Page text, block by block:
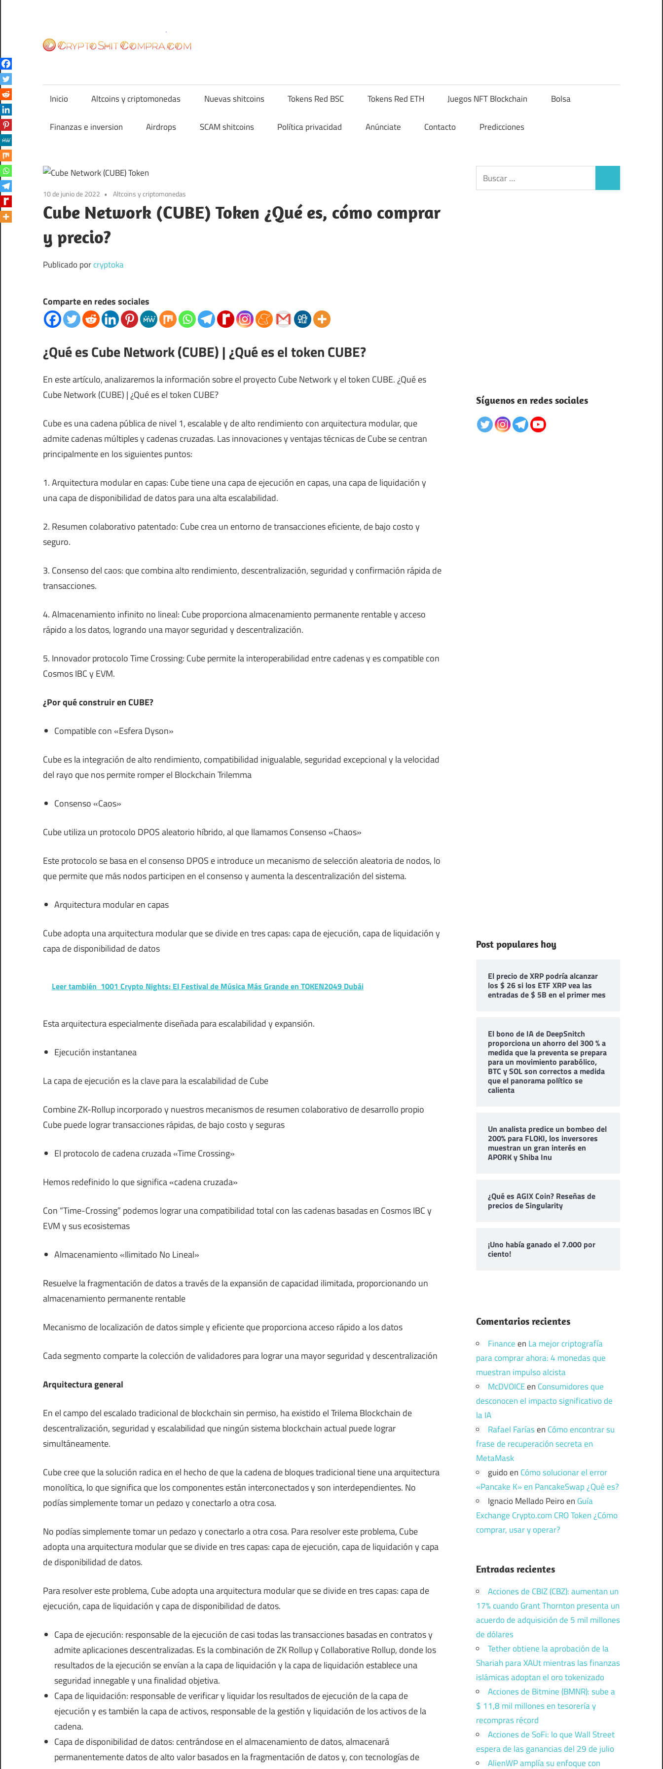
Inicio Altcoins y criptomonedas Nuevas shitcoins Tokens Red BSC Tokens Red ETH Juegos NFT Blockchain Bolsa
Finanzas e inversion Airdrops SCAM shitcoins Política privacidad Anúnciate Contacto Predicciones
10 de junio de 2022 Altcoins y criptomonedas
Cube Network (CUBE) Token ¿Qué es, cómo comprar
y precio?
Publicado porcryptoka
Comparte en redes sociales
¿Qué es Cube Network (CUBE) | ¿Qué es el token CUBE?
En este artículo, analizaremos la información sobre el proyecto Cube Network y el token CUBE. ¿Qué es
Cube Network (CUBE) | ¿Qué es el token CUBE?
Cube es una cadena pública de nivel 1, escalable y de alto rendimiento con arquitectura modular, que
admite cadenas múltiples y cadenas cruzadas. Las innovaciones y ventajas técnicas de Cube se centran
principalmente en los siguientes puntos:
1. Arquitectura modular en capas: Cube tiene una capa de ejecución en capas, una capa de liquidación y
una capa de disponibilidad de datos para una alta escalabilidad.
2. Resumen colaborativo patentado: Cube crea un entorno de transacciones eficiente, de bajo costo y
seguro.
3. Consenso del caos: que combina alto rendimiento, descentralización, seguridad y confirmación rápida de
transacciones.
4. Almacenamiento infinito no lineal: Cube proporciona almacenamiento permanente rentable y acceso
rápido a los datos, logrando una mayor seguridad y descentralización.
5. Innovador protocolo Time Crossing: Cube permite la interoperabilidad entre cadenas y es compatible con
Cosmos IBC y EVM.
¿Por qué construir en CUBE?
Compatible con «Esfera Dyson»
Cube es la integración de alto rendimiento, compatibilidad inigualable, seguridad excepcional y la velocidad
del rayo que nos permite romper el Blockchain Trilemma
Consenso «Caos»
Cube utiliza un protocolo DPOS aleatorio híbrido, al que llamamos Consenso «Chaos»
Este protocolo se basa en el consenso DPOS e introduce un mecanismo de selección aleatoria de nodos, lo
que permite que más nodos participen en el consenso y aumenta la descentralización del sistema.
Arquitectura modular en capas
Cube adopta una arquitectura modular que se divide en tres capas: capa de ejecución, capa de liquidación y
capa de disponibilidad de datos
Leer también 1001 Crypto Nights: El Festival de Música Más Grande en TOKEN2049 Dubái
Esta arquitectura especialmente diseñada para escalabilidad y expansión.
Ejecución instantanea
La capa de ejecución es la clave para la escalabilidad de Cube
Combine ZK-Rollup incorporado y nuestros mecanismos de resumen colaborativo de desarrollo propio
Cube puede lograr transacciones rápidas, de bajo costo y seguras
El protocolo de cadena cruzada «Time Crossing»
Hemos redefinido lo que significa «cadena cruzada»
Con “Time-Crossing” podemos lograr una compatibilidad total con las cadenas basadas en Cosmos IBC y
EVM y sus ecosistemas
Almacenamiento «Ilimitado No Lineal»
Resuelve la fragmentación de datos a través de la expansión de capacidad ilimitada, proporcionando un
almacenamiento permanente rentable
Mecanismo de localización de datos simple y eficiente que proporciona acceso rápido a los datos
Cada segmento comparte la colección de validadores para lograr una mayor seguridad y descentralización
Arquitectura general
En el campo del escalado tradicional de blockchain sin permiso, ha existido el Trilema Blockchain de
descentralización, seguridad y escalabilidad que ningún sistema blockchain actual puede lograr
simultáneamente.
Cube cree que la solución radica en el hecho de que la cadena de bloques tradicional tiene una arquitectura
monolítica, lo que significa que los componentes están interconectados y son interdependientes. No
podías simplemente tomar un pedazo y conectarlo a otra cosa.
No podías simplemente tomar un pedazo y conectarlo a otra cosa. Para resolver este problema, Cube
adopta una arquitectura modular que se divide en tres capas: capa de ejecución, capa de liquidación y capa
de disponibilidad de datos.
Para resolver este problema, Cube adopta una arquitectura modular que se divide en tres capas: capa de
ejecución, capa de liquidación y capa de disponibilidad de datos.
Capa de ejecución: responsable de la ejecución de casi todas las transacciones basadas en contratos y
admite aplicaciones descentralizadas. Es la combinación de ZK Rollup y Collaborative Rollup, donde los
resultados de la ejecución se envían a la capa de liquidación y la capa de liquidación establece una
seguridad innegable y una finalidad objetiva.
Capa de liquidación: responsable de verificar y liquidar los resultados de ejecución de la capa de
ejecución y es también la capa de activos, responsable de la gestión y liquidación de los activos de la
cadena.
Capa de disponibilidad de datos: centrándose en el almacenamiento de datos, almacenará
permanentemente datos de alto valor basados ​​en la fragmentación de datos y, con tecnologías de
Buscar:
Síguenos en redes sociales
Post populares hoy
El precio de XRP podría alcanzar
los $ 26 si los ETF XRP vea las
entradas de $ 5B en el primer mes
El bono de IA de DeepSnitch
proporciona un ahorro del 300 % a
medida que la preventa se prepara
para un movimiento parabólico,
BTC y SOL son correctos a medida
que el panorama político se
calienta
Un analista predice un bombeo del
200% para FLOKI, los inversores
muestran un gran interés en
APORK y Shiba Inu
¿Qué es AGIX Coin? Reseñas de
precios de Singularity
¡Uno había ganado el 7.000 por
ciento!
Comentarios recientes
Financeen La mejor criptografía
para comprar ahora: 4 monedas que
muestran impulso alcista
McDVOICEen Consumidores que
desconocen el impacto significativo de
la IA
Rafael Faríasen Cómo encontrar su
frase de recuperación secreta en
MetaMask
guidoen Cómo solucionar el error
«Pancake K» en PancakeSwap ¿Qué es?
Ignacio Mellado Peiroen Guía
Exchange Crypto.com CRO Token ¿Cómo
comprar, usar y operar?
Entradas recientes
Acciones de CBIZ (CBZ): aumentan un
17% cuando Grant Thornton presenta un
acuerdo de adquisición de 5 mil millones
de dólares
Tether obtiene la aprobación de la
Shariah para XAUt mientras las finanzas
islámicas adoptan el oro tokenizado
Acciones de Bitmine (BMNR): sube a
$ 11,8 mil millones en tesorería y
recompras récord
Acciones de SoFi: lo que Wall Street
espera de las ganancias del 29 de julio
AlienWP amplía su enfoque con